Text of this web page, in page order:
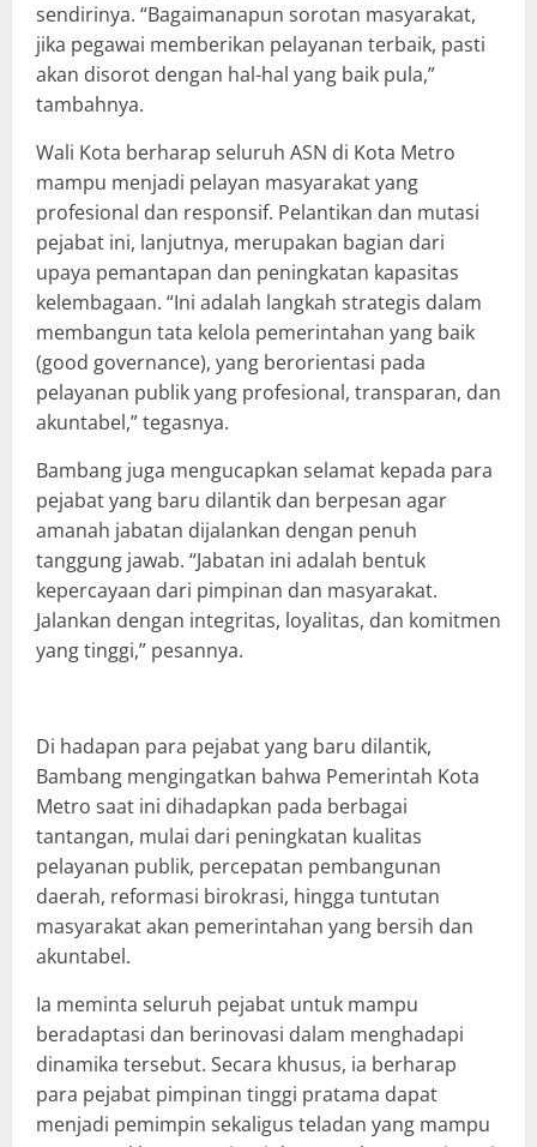
sendirinya. “Bagaimanapun sorotan masyarakat,
jika pegawai memberikan pelayanan terbaik, pasti
akan disorot dengan hal-hal yang baik pula,”
tambahnya.
Wali Kota berharap seluruh ASN di Kota Metro
mampu menjadi pelayan masyarakat yang
profesional dan responsif. Pelantikan dan mutasi
pejabat ini, lanjutnya, merupakan bagian dari
upaya pemantapan dan peningkatan kapasitas
kelembagaan. “Ini adalah langkah strategis dalam
membangun tata kelola pemerintahan yang baik
(good governance), yang berorientasi pada
pelayanan publik yang profesional, transparan, dan
akuntabel,” tegasnya.
Bambang juga mengucapkan selamat kepada para
pejabat yang baru dilantik dan berpesan agar
amanah jabatan dijalankan dengan penuh
tanggung jawab. “Jabatan ini adalah bentuk
kepercayaan dari pimpinan dan masyarakat.
Jalankan dengan integritas, loyalitas, dan komitmen
yang tinggi,” pesannya.
Di hadapan para pejabat yang baru dilantik,
Bambang mengingatkan bahwa Pemerintah Kota
Metro saat ini dihadapkan pada berbagai
tantangan, mulai dari peningkatan kualitas
pelayanan publik, percepatan pembangunan
daerah, reformasi birokrasi, hingga tuntutan
masyarakat akan pemerintahan yang bersih dan
akuntabel.
Ia meminta seluruh pejabat untuk mampu
beradaptasi dan berinovasi dalam menghadapi
dinamika tersebut. Secara khusus, ia berharap
para pejabat pimpinan tinggi pratama dapat
menjadi pemimpin sekaligus teladan yang mampu